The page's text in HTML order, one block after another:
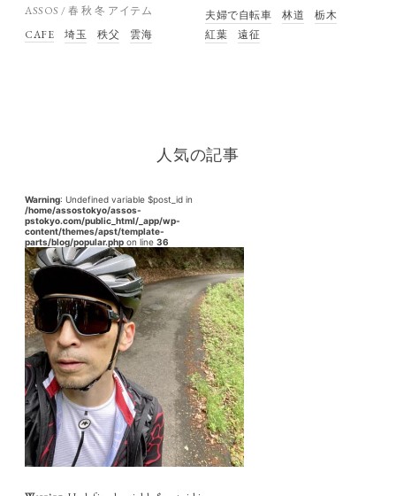
ASSOS / 春 秋 冬 アイテム
CAFE
埼玉 秩父 雲海
夫婦で自転車
林道
栃木
紅葉
遠征
人気の記事
Warning: Undefined variable $post_id in
/home/assostokyo/assos-
pstokyo.com/public_html/_app/wp-
content/themes/apst/template-
parts/blog/popular.php on line 36